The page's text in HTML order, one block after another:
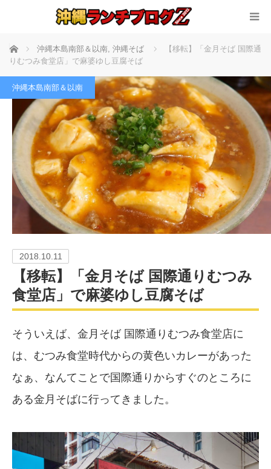
ホーム 沖縄本島南部＆以南, 沖縄そば
【移転】「金月そば 国際通
りむつみ食堂店」で麻婆ゆし豆腐そば
沖縄本島南部＆以南
2018.10.11
【移転】「金月そば 国際通りむつみ
食堂店」で麻婆ゆし豆腐そば
そういえば、金月そば 国際通りむつみ食堂店に
は、むつみ食堂時代からの黄色いカレーがあった
なぁ、なんてことで国際通りからすぐのところに
ある金月そばに行ってきました。